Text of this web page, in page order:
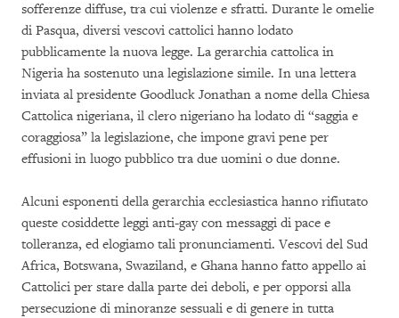
sofferenze diffuse, tra cui violenze e sfratti. Durante le omelie
di Pasqua, diversi vescovi cattolici hanno lodato
pubblicamente la nuova legge. La gerarchia cattolica in
Nigeria ha sostenuto una legislazione simile. In una lettera
inviata al presidente Goodluck Jonathan a nome della Chiesa
Cattolica nigeriana, il clero nigeriano ha lodato di “saggia e
coraggiosa” la legislazione, che impone gravi pene per
effusioni in luogo pubblico tra due uomini o due donne.
Alcuni esponenti della gerarchia ecclesiastica hanno rifiutato
queste cosiddette leggi anti-gay con messaggi di pace e
tolleranza, ed elogiamo tali pronunciamenti. Vescovi del Sud
Africa, Botswana, Swaziland, e Ghana hanno fatto appello ai
Cattolici per stare dalla parte dei deboli, e per opporsi alla
persecuzione di minoranze sessuali e di genere in tutta